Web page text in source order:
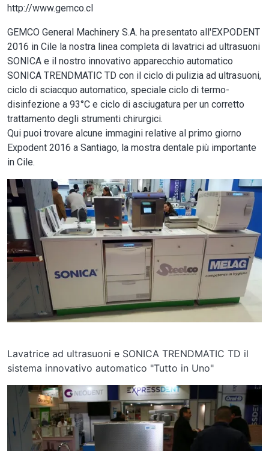
http://www.gemco.cl
GEMCO General Machinery S.A. ha presentato all'EXPODENT
2016 in Cile la nostra linea completa di lavatrici ad ultrasuoni
SONICA e il nostro innovativo apparecchio automatico
SONICA TRENDMATIC TD con il ciclo di pulizia ad ultrasuoni,
ciclo di sciacquo automatico, speciale ciclo di termo-
disinfezione a 93°C e ciclo di asciugatura per un corretto
trattamento degli strumenti chirurgici.
Qui puoi trovare alcune immagini relative al primo giorno
Expodent 2016 a Santiago, la mostra dentale più importante
in Cile.
Image
Lavatrice ad ultrasuoni e SONICA TRENDMATIC TD il
sistema innovativo automatico "Tutto in Uno"
Image